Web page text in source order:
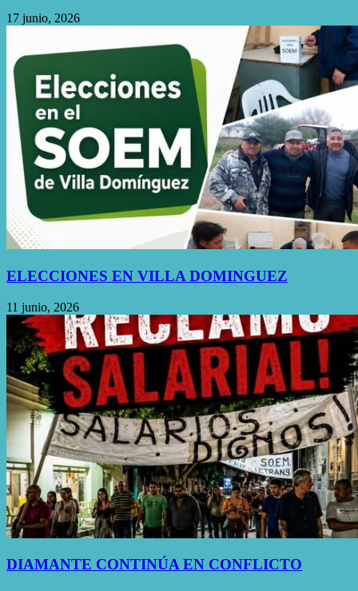
17 junio, 2026
ELECCIONES EN VILLA DOMINGUEZ
11 junio, 2026
DIAMANTE CONTINÚA EN CONFLICTO